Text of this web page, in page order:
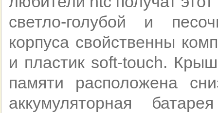
светло-голубой и
корпуса свойственны
и пластик soft-touch.
памяти расположена
аккумуляторная